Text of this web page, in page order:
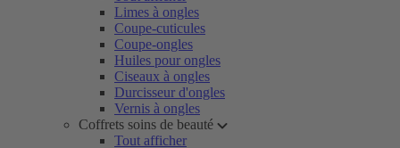
Limes à ongles
Coupe-cuticules
Coupe-ongles
Huiles pour ongles
Ciseaux à ongles
Durcisseur d'ongles
Vernis à ongles
Coffrets soins de beauté
Tout afficher